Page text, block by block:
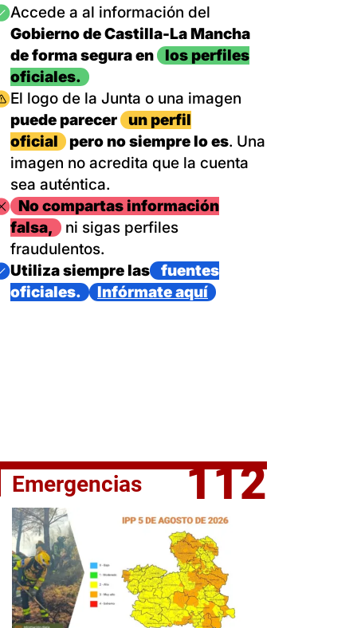
del Ejecutivo castellanomanchego, Emiliano García-
Accede a al información del
Gobierno de Castilla-La Mancha
de forma segura en
los perfiles
oficiales.
El logo de la Junta o una imagen
puede parecer
un perfil
oficial
pero no siempre lo es. Una
imagen no acredita que la cuenta
sea auténtica.
No compartas información
falsa,
ni sigas perfiles
fraudulentos.
Utiliza siempre las
fuentes
oficiales.
Infórmate aquí
Emergencias 112